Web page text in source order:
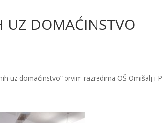
UZ DOMAĆINSTVO
uz domaćinstvo” prvim razredima OŠ Omišalj i